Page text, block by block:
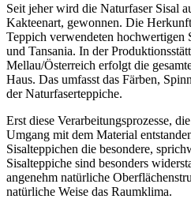
Seit jeher wird die Naturfaser Sisal
Kakteenart, gewonnen. Die
Teppich verwendeten hochwertigen
und Tansania. In der
Mellau/Österreich erfolgt die
Haus. Das umfasst das Färben,
der Naturfaserteppiche.
Erst diese Verarbeitungsprozesse,
Umgang mit dem Material
Sisalteppichen die besondere,
Sisalteppiche sind besonders
angenehm natürliche
natürliche Weise das Raumklima.